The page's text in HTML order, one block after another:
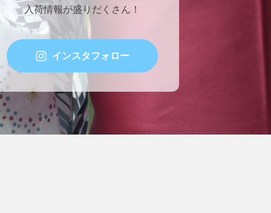
入荷情報が盛りだくさん！
インスタフォロー